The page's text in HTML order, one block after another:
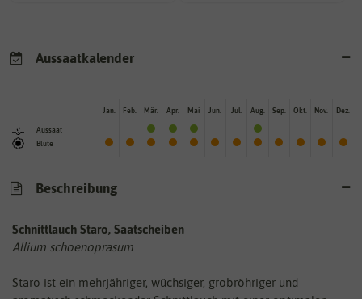
Aussaatkalender
Aussaat
Blüte
Jan. Feb. Mär. Apr. Mai Jun. Jul. Aug. Sep. Okt. Nov. Dez.
Beschreibung
Schnittlauch Staro, Saatscheiben
Allium schoenoprasum
Staro ist ein mehrjähriger, wüchsiger, grobröhriger und